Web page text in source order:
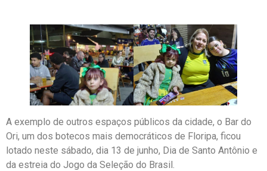
A exemplo de outros espaços públicos da cidade, o Bar do
Ori, um dos botecos mais democráticos de Floripa, ficou
lotado neste sábado, dia 13 de junho, Dia de Santo Antônio e
da estreia do Jogo da Seleção do Brasil.